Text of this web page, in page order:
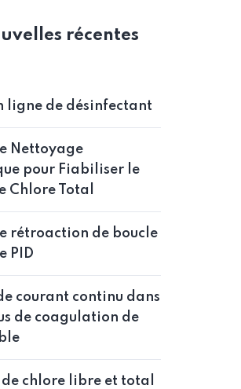
récentes
ligne de désinfectant
Nettoyage
pour Fiabiliser le
Chlore Total
rétroaction de boucle
PID
courant continu dans
de coagulation de
chlore libre et total